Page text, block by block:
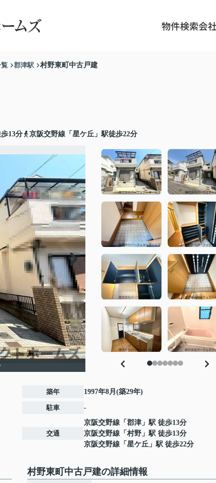
物件検索会
郡津駅 村野東町中古戸建
13分 京阪交野線「星ケ丘」駅徒歩22分
築年 1997年8月(築29年)
駐車 -
交通
京阪交野線 「 郡津 」駅 徒歩13分
京阪交野線 「 村野 」駅 徒歩13分
京阪交野線 「 星ケ丘 」駅 徒歩22分
村野東町中古戸建の詳細情報